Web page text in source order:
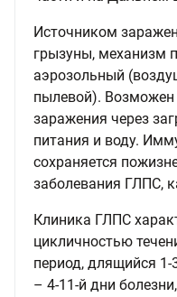
Источником
грызуны, механизм
аэрозольный
пылевой).
заражения через
питания и воду.
сохраняется
заболевания ГЛПС,
Клиника ГЛПС
цикличностью
период, длящийся 1-
– 4-11-й дни